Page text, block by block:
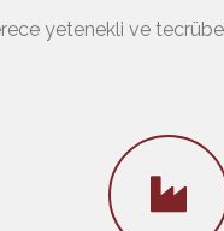
yetenekli ve